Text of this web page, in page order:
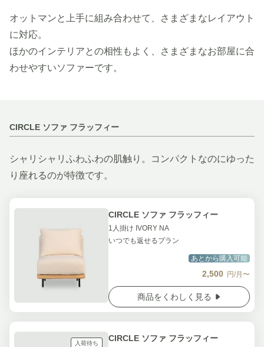
オットマンと上手に組み合わせて、さまざまなレイアウト
に対応。
ほかのインテリアとの相性もよく、さまざまなお部屋に合
わせやすいソファーです。
CIRCLE ソファ フラッフィー
シャリシャリふわふわの肌触り。コンパクトなのにゆった
り座れるのが特徴です。
CIRCLE ソファ フラッフィー
1人掛け IVORY NA
いつでも返せるプラン
あとから購入可能
2,500 円/月〜
商品をくわしく見る
入荷待ち CIRCLE ソファ フラッフィー